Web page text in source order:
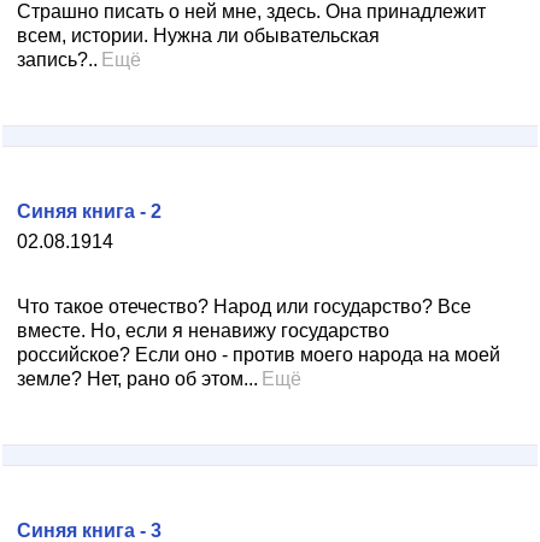
Страшно писать о ней мне, здесь. Она принадлежит
всем, истории. Нужна ли обывательская
запись?.. Ещё
02.08.1914
Синяя книга - 2
Что такое отечество? Народ или государство? Все
вместе. Но, если я ненавижу государство
российское? Если оно - против моего народа на моей
земле? Нет, рано об этом... Ещё
Синяя книга - 3